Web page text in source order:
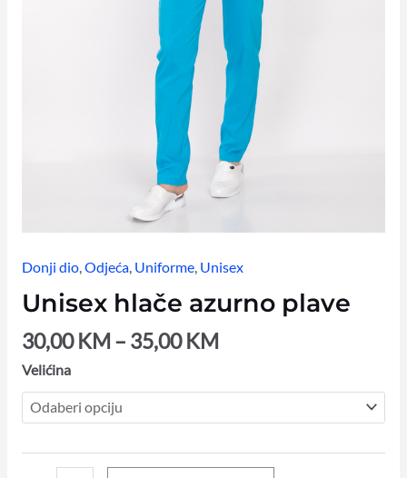
Donji dio,Odjeća, Uniforme, Unisex
Unisex hlače azurno plave
30,00KM – 35,00KM
Velićina